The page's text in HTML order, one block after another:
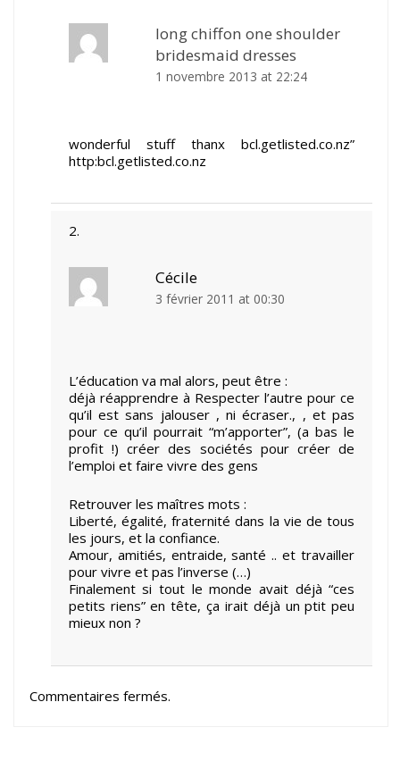
long chiffon one shoulder
bridesmaid dresses
1 novembre 2013 at 22:24
wonderful stuff thanx bcl.getlisted.co.nz”
http:bcl.getlisted.co.nz
Cécile
3 février 2011 at 00:30
L’éducation va mal alors, peut être :
déjà réapprendre à Respecter l’autre pour ce
qu’il est sans jalouser , ni écraser., , et pas
pour ce qu’il pourrait “m’apporter”, (a bas le
profit !) créer des sociétés pour créer de
l’emploi et faire vivre des gens
Retrouver les maîtres mots :
Liberté, égalité, fraternité dans la vie de tous
les jours, et la confiance.
Amour, amitiés, entraide, santé .. et travailler
pour vivre et pas l’inverse (…)
Finalement si tout le monde avait déjà “ces
petits riens” en tête, ça irait déjà un ptit peu
mieux non ?
Commentaires fermés.